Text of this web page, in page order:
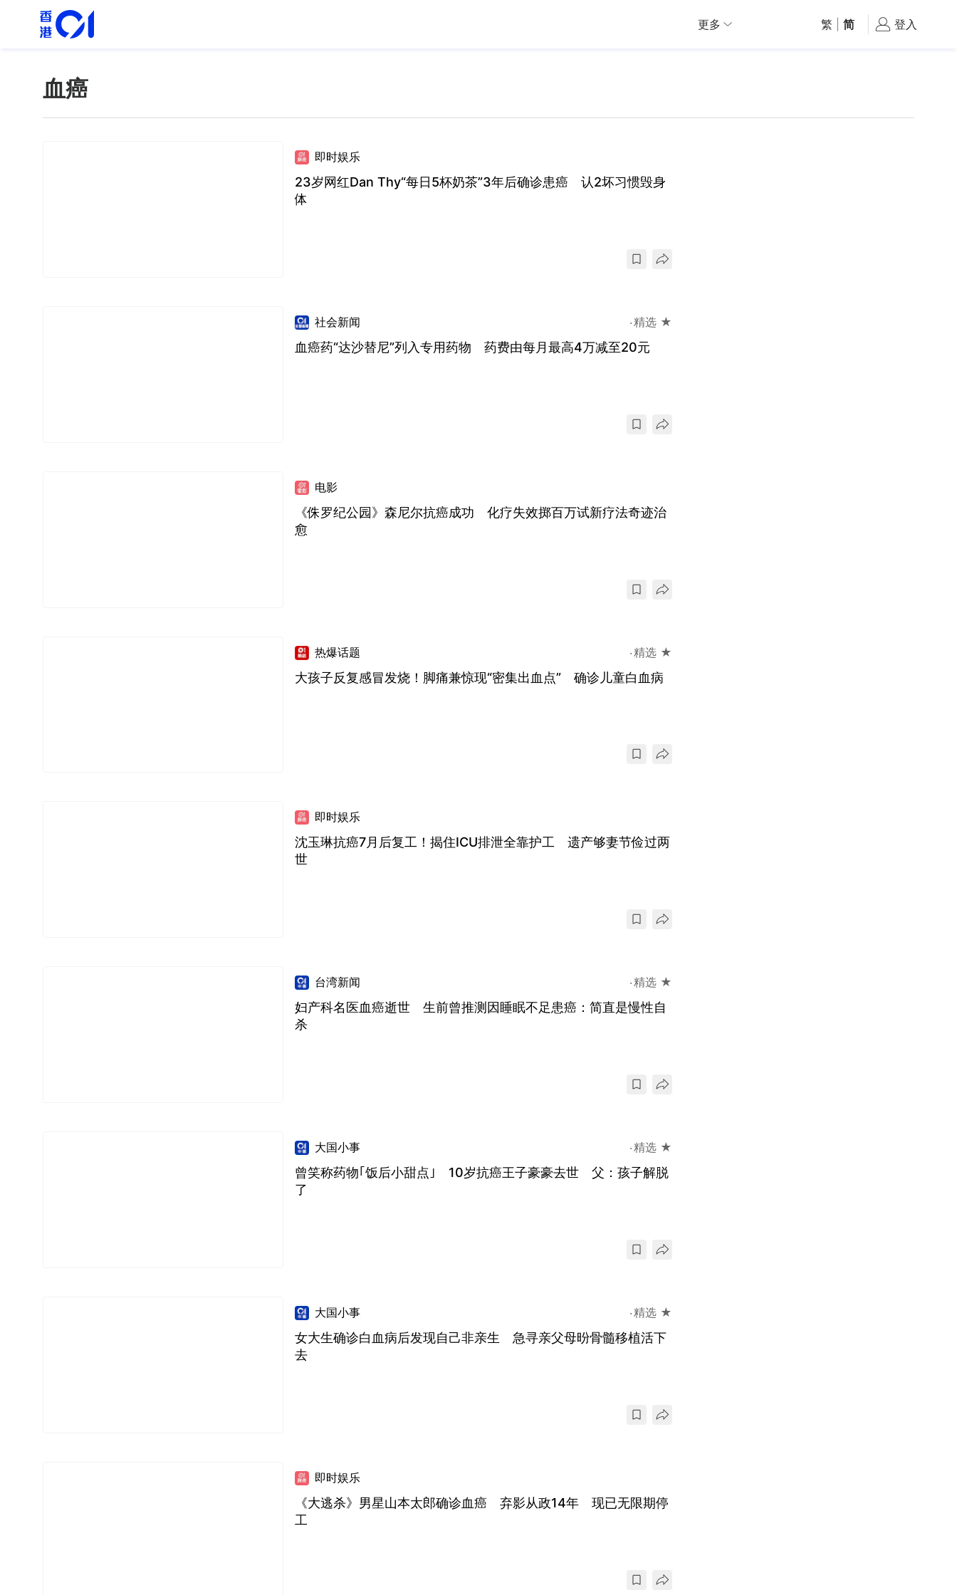
更多 繁 简 登入
血癌
即时娱乐
23岁网红Dan Thy“每日5杯奶茶”3年后确诊患癌 认2坏习惯毁身
体
社会新闻 精选 ★
血癌药“达沙替尼”列入专用药物 药费由每月最高4万减至20元
电影
《侏罗纪公园》森尼尔抗癌成功 化疗失效掷百万试新疗法奇迹治
愈
热爆话题 精选 ★
大孩子反复感冒发烧！脚痛兼惊现“密集出血点” 确诊儿童白血病
即时娱乐
沈玉琳抗癌7月后复工！揭住ICU排泄全靠护工 遗产够妻节俭过两
世
台湾新闻 精选 ★
妇产科名医血癌逝世 生前曾推测因睡眠不足患癌：简直是慢性自
杀
大国小事 精选 ★
曾笑称药物｢饭后小甜点｣ 10岁抗癌王子豪豪去世 父：孩子解脱
了
大国小事 精选 ★
女大生确诊白血病后发现自己非亲生 急寻亲父母昐骨髓移植活下
去
即时娱乐
《大逃杀》男星山本太郎确诊血癌 弃影从政14年 现已无限期停
工